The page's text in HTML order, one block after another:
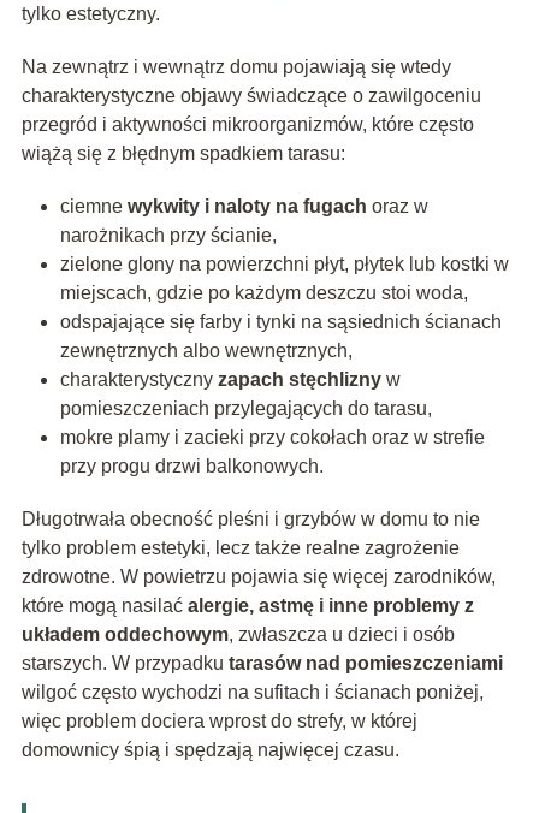
tylko estetyczny.
Na zewnątrz i wewnątrz domu pojawiają się wtedy
charakterystyczne objawy świadczące o zawilgoceniu
przegród i aktywności mikroorganizmów, które często
wiążą się z błędnym spadkiem tarasu:
ciemne wykwity i naloty na fugach oraz w
narożnikach przy ścianie,
zielone glony na powierzchni płyt, płytek lub kostki w
miejscach, gdzie po każdym deszczu stoi woda,
odspajające się farby i tynki na sąsiednich ścianach
zewnętrznych albo wewnętrznych,
charakterystyczny zapach stęchliznyw
pomieszczeniach przylegających do tarasu,
mokre plamy i zacieki przy cokołach oraz w strefie
przy progu drzwi balkonowych.
Długotrwała obecność pleśni i grzybów w domu to nie
tylko problem estetyki, lecz także realne zagrożenie
zdrowotne. W powietrzu pojawia się więcej zarodników,
które mogą nasilać alergie, astmę i inne problemy z
układem oddechowym, zwłaszcza u dzieci i osób
starszych. W przypadku tarasów nad pomieszczeniami
wilgoć często wychodzi na sufitach i ścianach poniżej,
więc problem dociera wprost do strefy, w której
domownicy śpią i spędzają najwięcej czasu.